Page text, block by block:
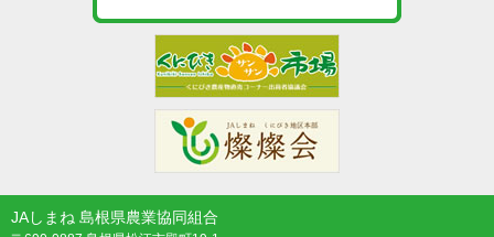
JAしまね 島根県農業協同組合